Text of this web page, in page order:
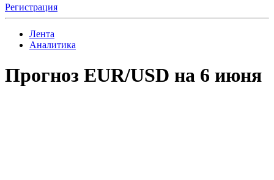
Регистрация
Лента
Аналитика
Прогноз EUR/USD на 6 июня